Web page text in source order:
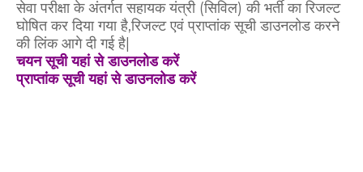
सेवा परीक्षा के अंतर्गत सहायक यंत्री (सिविल) की भर्ती का रिजल्ट
घोषित कर दिया गया है,रिजल्ट एवं प्राप्तांक सूची डाउनलोड करने
की लिंक आगे दी गई है|
चयन सूची यहां से डाउनलोड करें
प्राप्तांक सूची यहां से डाउनलोड करें